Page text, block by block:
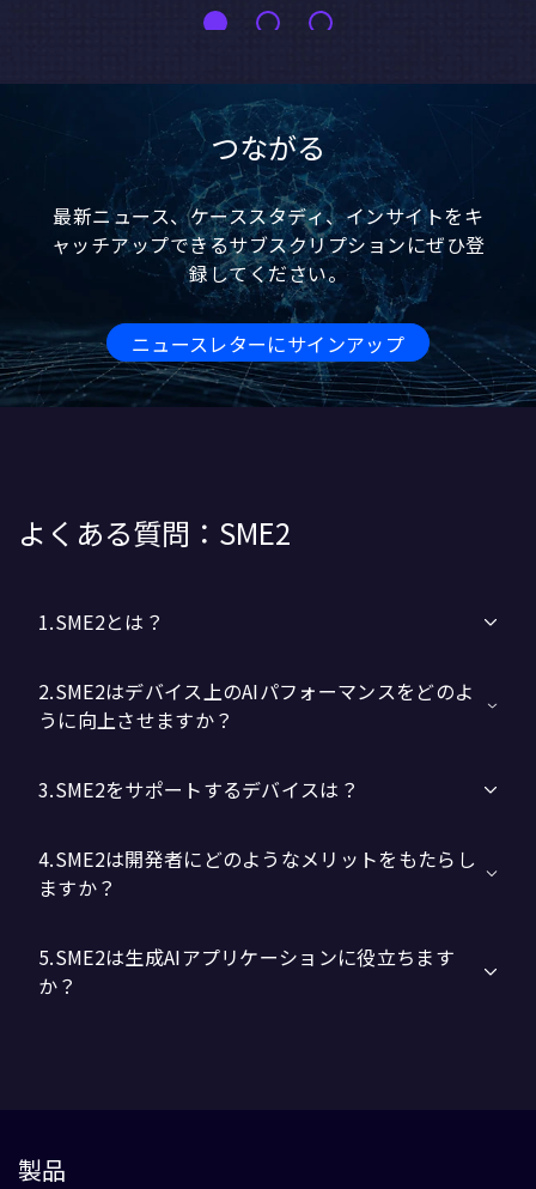
つながる
最新ニュース、ケーススタディ、インサイトをキ
ャッチアップできるサブスクリプションにぜひ登
録してください。
ニュースレターにサインアップ
よくある質問：SME2
1.SME2とは？
2.SME2はデバイス上のAIパフォーマンスをどのよ
うに向上させますか？
3.SME2をサポートするデバイスは？
4.SME2は開発者にどのようなメリットをもたらし
ますか？
5.SME2は生成AIアプリケーションに役立ちます
か？
製品